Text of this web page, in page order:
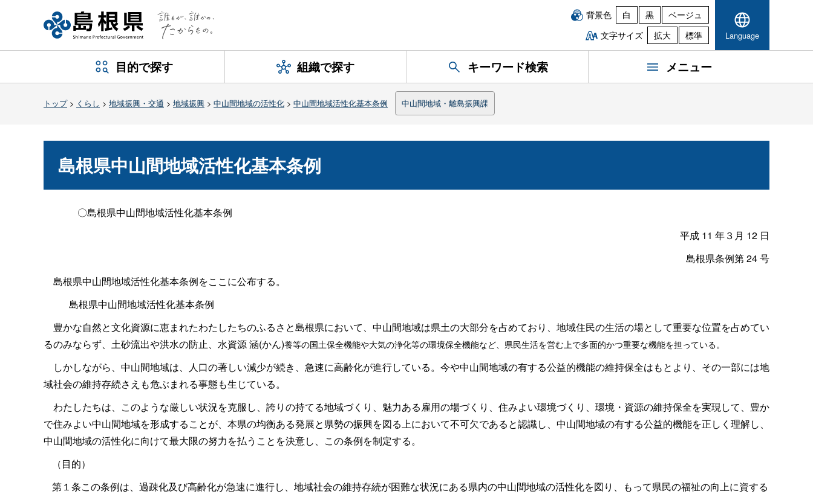
背景色 白 黒
ベージュ
文字サイズ
拡大 標準 Language
目的で探す 組織で探す キーワード検索 メニュー
トップ> くらし > 地域振興・交通 > 地域振興 > 中山間地域の活性化 > 中山間地域活性化基本条例 中山間地域・離島振興課
島根県中山間地域活性化基本条例
〇島根県中山間地域活性化基本条例
平成 11 年３月 12 日
島根県条例第24号
島根県中山間地域活性化基本条例をここに公布する。
島根県中山間地域活性化基本条例
豊かな自然と文化資源に恵まれたわたしたちのふるさと島根県において、中山間地域は県土の大部分を占めており、地域住民の生活の場として重要な位置を占めてい
るのみならず、土砂流出や洪水の防止、水資源涵(かん)養等の国土保全機能や大気の浄化等の環境保全機能など、県民生活を営む上で多面的かつ重要な機能を担っている。
しかしながら、中山間地域は、人口の著しい減少が続き、急速に高齢化が進行している。今や中山間地域の有する公益的機能の維持保全はもとより、その一部には地
域社会の維持存続さえも危ぶまれる事態も生じている。
わたしたちは、このような厳しい状況を克服し、誇りの持てる地域づくり、魅力ある雇用の場づくり、住みよい環境づくり、環境・資源の維持保全を実現して、豊か
で住みよい中山間地域を形成することが、本県の均衡ある発展と県勢の振興を図る上において不可欠であると認識し、中山間地域の有する公益的機能を正しく理解し、
中山間地域の活性化に向けて最大限の努力を払うことを決意し、この条例を制定する。
（目的）
第１条この条例は、過疎化及び高齢化が急速に進行し、地域社会の維持存続が困難な状況にある県内の中山間地域の活性化を図り、もって県民の福祉の向上に資する